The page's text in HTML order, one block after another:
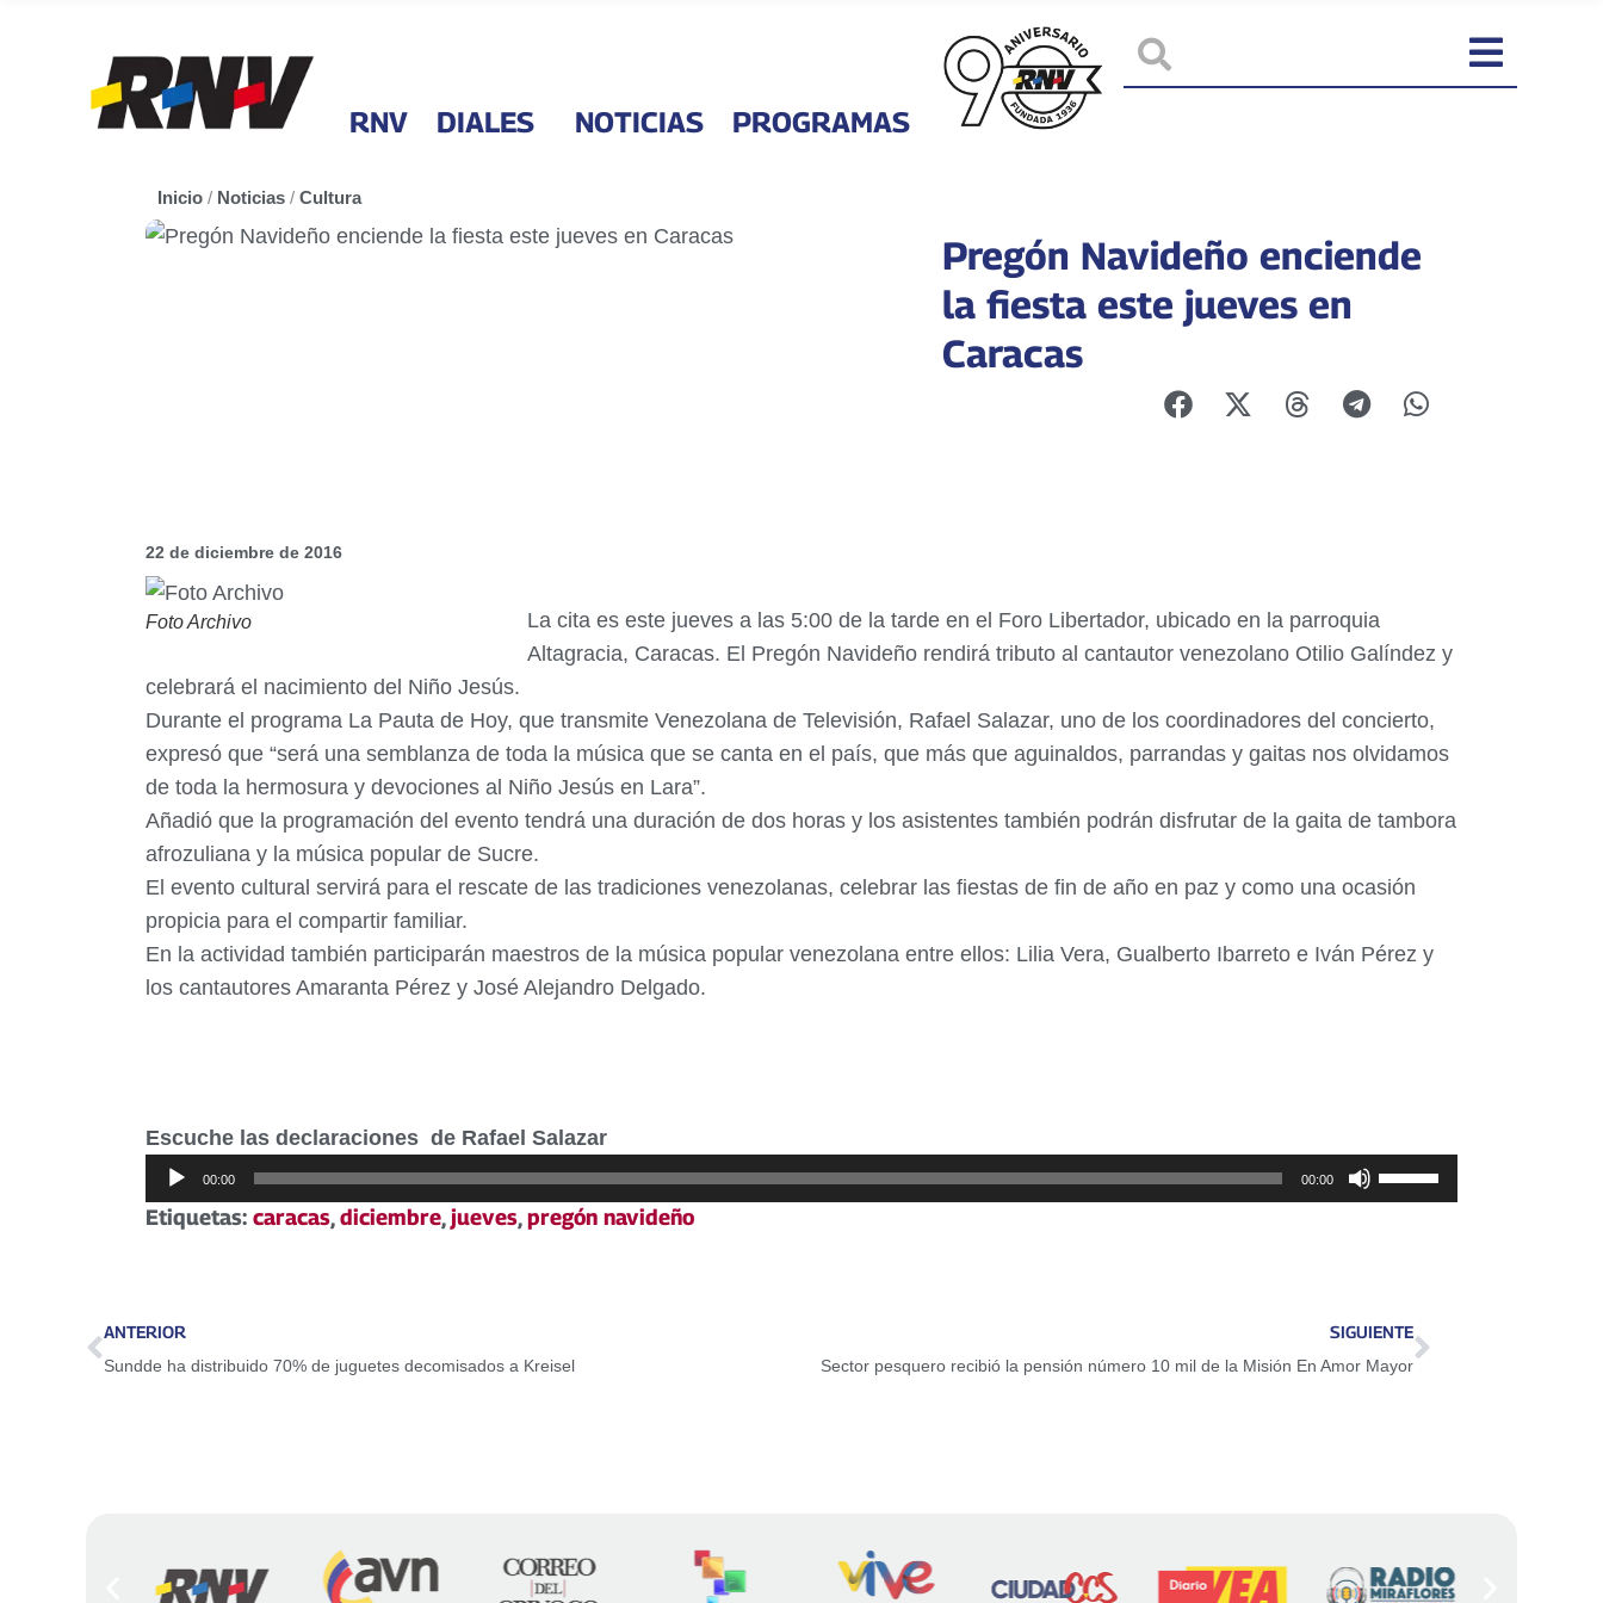
RNV DIALES NOTICIAS PROGRAMAS
Inicio / Noticias / Cultura
Pregón Navideño enciende
la fiesta este jueves en
Caracas
22 de diciembre de 2016
Foto Archivo
La cita es este jueves a las 5:00 de la tarde en el Foro Libertador, ubicado en la parroquia
Altagracia, Caracas. El Pregón Navideño rendirá tributo al cantautor venezolano Otilio Galíndez y
celebrará el nacimiento del Niño Jesús.
Durante el programa La Pauta de Hoy, que transmite Venezolana de Televisión, Rafael Salazar, uno de los coordinadores del concierto,
expresó que “será una semblanza de toda la música que se canta en el país, que más que aguinaldos, parrandas y gaitas nos olvidamos
de toda la hermosura y devociones al Niño Jesús en Lara”.
Añadió que la programación del evento tendrá una duración de dos horas y los asistentes también podrán disfrutar de la gaita de tambora
afrozuliana y la música popular de Sucre.
El evento cultural servirá para el rescate de las tradiciones venezolanas, celebrar las fiestas de fin de año en paz y como una ocasión
propicia para el compartir familiar.
En la actividad también participarán maestros de la música popular venezolana entre ellos: Lilia Vera, Gualberto Ibarreto e Iván Pérez y
los cantautores Amaranta Pérez y José Alejandro Delgado.
Escuche las declaraciones de Rafael Salazar
Reproductor
de
audio
00:00 00:00
Utiliza
las
arriba/abajo
para
Etiquetas: caracas,diciembre,jueves,pregón navideño
ANTERIOR
Sundde ha distribuido 70% de juguetes decomisados a Kreisel
SIGUIENTE
Sector pesquero recibió la pensión número 10 mil de la Misión En Amor Mayor